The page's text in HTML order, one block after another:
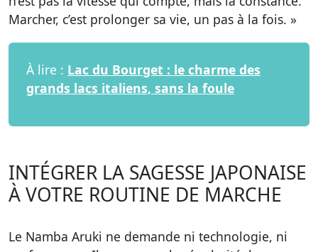
Marcher, c’est prolonger sa vie, un pas à la fois. »
À lire : Lac du Bourget : le charme des
grands lacs italiens, sans la foule
INTÉGRER LA SAGESSE JAPONAISE
À VOTRE ROUTINE DE MARCHE
Le Namba Aruki ne demande ni technologie, ni